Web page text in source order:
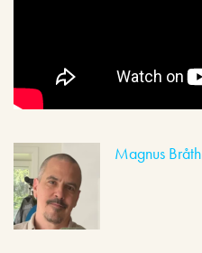
Magnus Bråth